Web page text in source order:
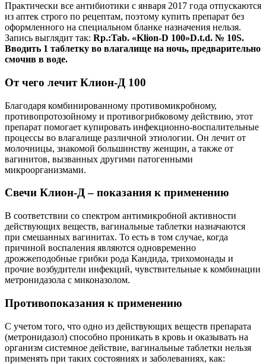
Практически все антибиотики с января 2017 года отпускаются
из аптек строго по рецептам, поэтому купить препарат без
оформленного на специальном бланке назначения нельзя.
Запись выглядит так: Rp.:Tab. «Klion-D 100»D.t.d. № 10S.
Вводить 1 таблетку во влагалище на ночь, предварительно
смочив в воде.
От чего лечит Клион-Д 100
Благодаря комбинированному противомикробному,
противопротозойному и противогрибковому действию, этот
препарат помогает купировать инфекционно-воспалительные
процессы во влагалище различной этиологии. Он лечит от
молочницы, знакомой большинству женщин, а также от
вагинитов, вызванных другими патогенными
микроорганизмами.
Свечи Клион-Д – показания к применению
В соответствии со спектром антимикробной активности
действующих веществ, вагинальные таблетки назначаются
при смешанных вагинитах. То есть в том случае, когда
причиной воспаления являются одновременно
дрожжеподобные грибки рода Кандида, трихомонады и
прочие возбудители инфекций, чувствительные к комбинации
метронидазола с миконазолом.
Противопоказания к применению
С учетом того, что одно из действующих веществ препарата
(метронидазол) способно проникать в кровь и оказывать на
организм системное действие, вагинальные таблетки нельзя
применять при таких состояниях и заболеваниях, как: